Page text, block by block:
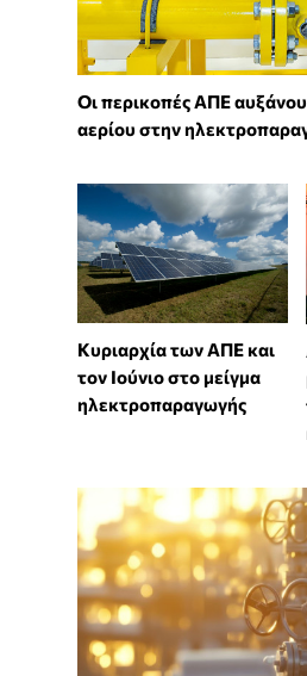
Οι περικοπές ΑΠΕ
αερίου στην
Κυριαρχία των ΑΠΕ και
τον Ιούνιο στο μείγμα
ηλεκτροπαραγωγής